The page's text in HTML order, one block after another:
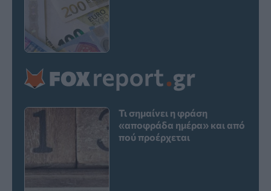
Τι σημαίνει η φράση
«αποφράδα ημέρα» και από
πού προέρχεται